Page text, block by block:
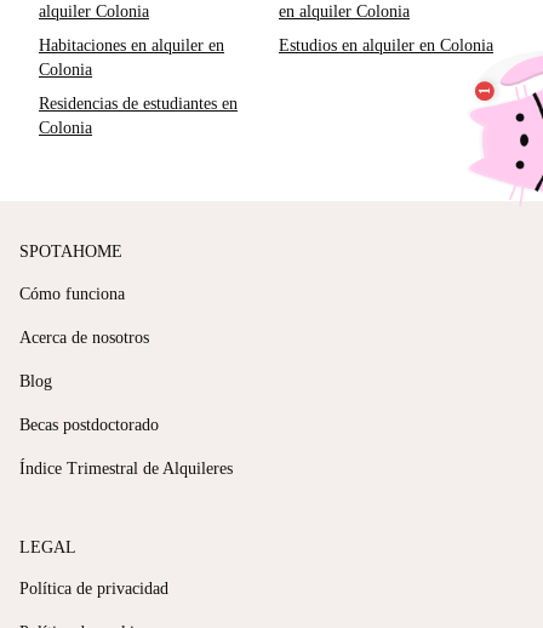
alquiler Colonia
en alquiler Colonia
Habitaciones en alquiler en
Colonia
Estudios en alquiler en Colonia
Residencias de estudiantes en
Colonia
SPOTAHOME
Cómo funciona
Acerca de nosotros
Blog
Becas postdoctorado
Índice Trimestral de Alquileres
LEGAL
Política de privacidad